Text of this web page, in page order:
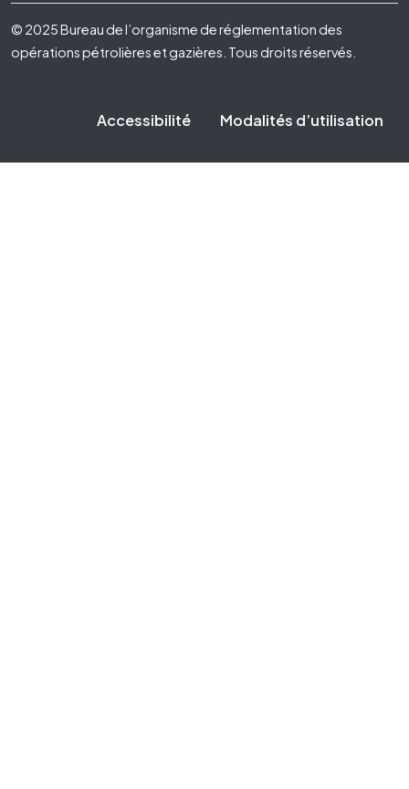
Footer Fifth
© 2025 Bureau de l’organisme de réglementation des
opérations pétrolières et gazières. Tous droits réservés.
Accessibilité Modalités d’utilisation